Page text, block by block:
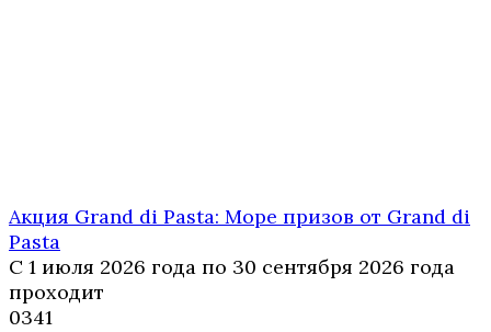
Акция Grand di Pasta: Море призов от Grand di
Pasta
С 1 июля 2026 года по 30 сентября 2026 года
проходит
0341